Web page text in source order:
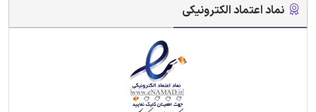
نماد اعتماد الکترونیکی